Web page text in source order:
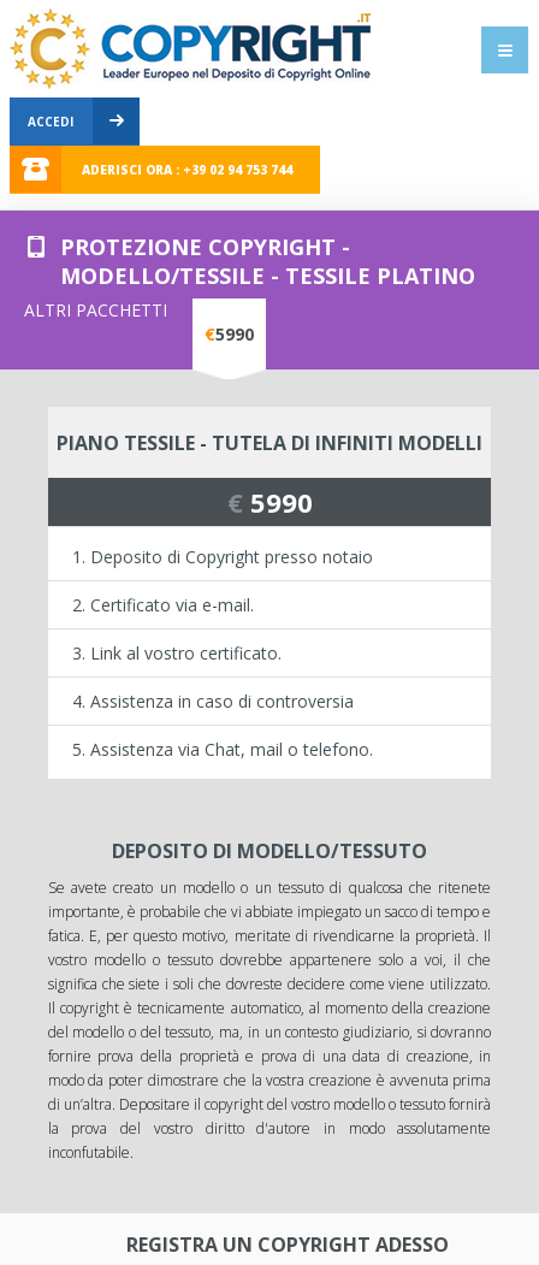
ACCEDI
ADERISCI ORA : +39 02 94 753 744
PROTEZIONE COPYRIGHT -
MODELLO/TESSILE - TESSILE PLATINO
ALTRI PACCHETTI
€5990
PIANO TESSILE - TUTELA DI INFINITI MODELLI
€ 5990
Deposito di Copyright presso notaio
Certificato via e-mail.
Link al vostro certificato.
Assistenza in caso di controversia
Assistenza via Chat, mail o telefono.
DEPOSITO DI MODELLO/TESSUTO
Se avete creato un modello o un tessuto di qualcosa che ritenete
importante, è probabile che vi abbiate impiegato un sacco di tempo e
fatica. E, per questo motivo, meritate di rivendicarne la proprietà. Il
vostro modello o tessuto dovrebbe appartenere solo a voi, il che
significa che siete i soli che dovreste decidere come viene utilizzato.
Il copyright è tecnicamente automatico, al momento della creazione
del modello o del tessuto, ma, in un contesto giudiziario, si dovranno
fornire prova della proprietà e prova di una data di creazione, in
modo da poter dimostrare che la vostra creazione è avvenuta prima
di un’altra. Depositare il copyright del vostro modello o tessuto fornirà
la prova del vostro diritto d'autore in modo assolutamente
inconfutabile.
REGISTRA UN COPYRIGHT ADESSO